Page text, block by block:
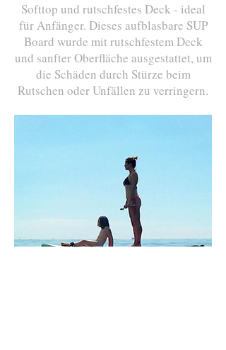
Softtop und rutschfestes Deck - ideal
für Anfänger. Dieses aufblasbare SUP
Board wurde mit rutschfestem Deck
und sanfter Oberfläche ausgestattet, um
die Schäden durch Stürze beim
Rutschen oder Unfällen zu verringern.